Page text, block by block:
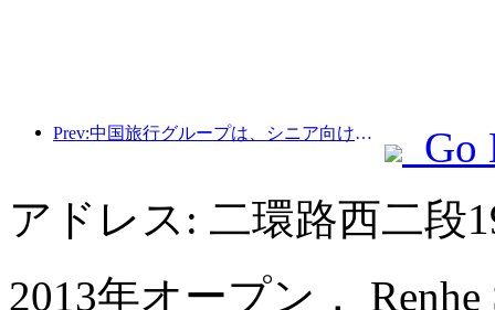
Prev:中国旅行グループは、シニア向け観光市場への進出を目指して「China Travel Good Times」ブランドを立ち上げた。
Go
アドレス: 二環路西二段
2013年オープン， Renhe